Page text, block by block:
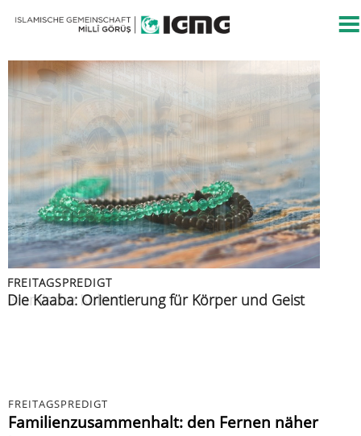
FREITAGSPREDIGT
Islamische Kultur
FREITAGSPREDIGT
Die Kaaba: Orientierung für Körper und Geist
PRESSEMITTEILUNG
Islamische Gemeinschaft verurteilt Angriff auf
FREITAGSPREDIGT
Azan: der Ruf zur Zeugenschaft
FREITAGSPREDIGT
Muslime im Urlaub
FREITAGSPREDIGT
Familienzusammenhalt: den Fernen näher